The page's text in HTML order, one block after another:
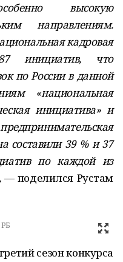
высокую
направлениям.
кадровая
инициатив, что
по России в данной
«национальная
инициатива» и
составили 39 % и 37
по каждой из
— поделился Рустам
сезон конкурса